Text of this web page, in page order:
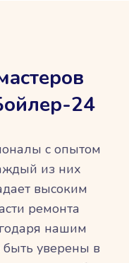
24
с опытом
из них
высоким
ремонта
нашим
уверены в